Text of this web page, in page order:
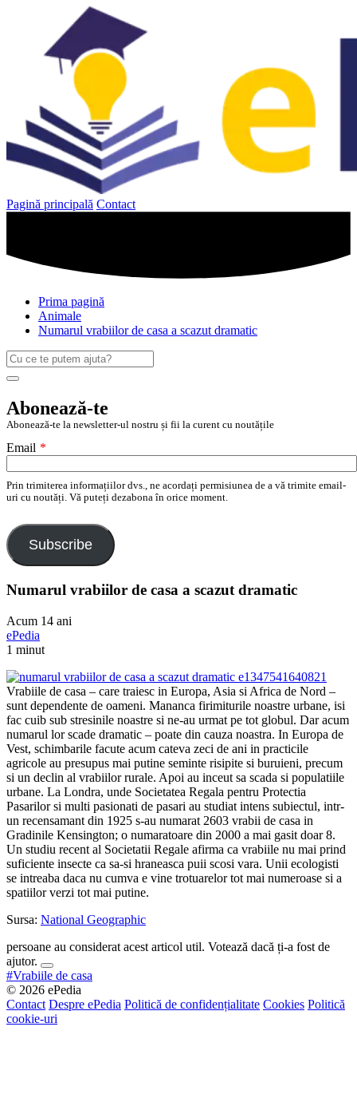
Pagină principală Contact
Prima pagină
Animale
Numarul vrabiilor de casa a scazut dramatic
Caută
după:
Search
Abonează-te
Abonează-te la newsletter-ul nostru și fii la curent cu noutățile
Email *
Prin trimiterea informațiilor dvs., ne acordați permisiunea de a vă trimite email-
uri cu noutăți. Vă puteți dezabona în orice moment.
Subscribe
Numarul vrabiilor de casa a scazut dramatic
Acum 14 ani
ePedia
1 minut
Vrabiile de casa – care traiesc in Europa, Asia si Africa de Nord –
sunt dependente de oameni. Mananca firimiturile noastre urbane, isi
fac cuib sub stresinile noastre si ne-au urmat pe tot globul. Dar acum
numarul lor scade dramatic – poate din cauza noastra. In Europa de
Vest, schimbarile facute acum cateva zeci de ani in practicile
agricole au presupus mai putine seminte risipite si buruieni, precum
si un declin al vrabiilor rurale. Apoi au inceut sa scada si populatiile
urbane. La Londra, unde Societatea Regala pentru Protectia
Pasarilor si multi pasionati de pasari au studiat intens subiectul, intr-
un recensamant din 1925 s-au numarat 2603 vrabii de casa in
Gradinile Kensington; o numaratoare din 2000 a mai gasit doar 8.
Un studiu recent al Societatii Regale afirma ca vrabiile nu mai prind
suficiente insecte ca sa-si hraneasca puii scosi vara. Unii ecologisti
se intreaba daca nu cumva e vine trotuarelor tot mai numeroase si a
spatiilor verzi tot mai putine.
Sursa: National Geographic
persoane au considerat acest articol util. Votează dacă ți-a fost de
ajutor.
#Vrabiile de casa
© 2026 ePedia
Contact Despre ePedia Politică de confidențialitate Cookies Politică
cookie-uri